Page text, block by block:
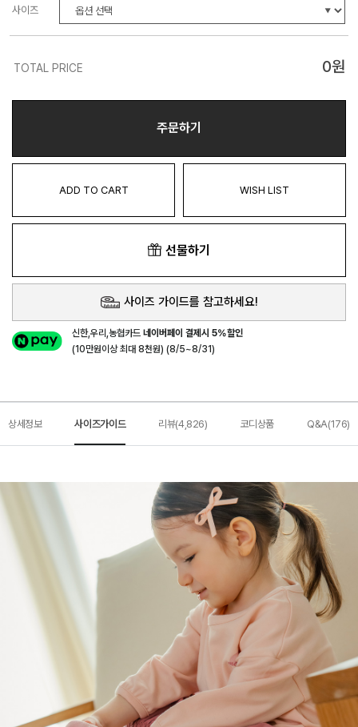
사이즈
TOTAL PRICE 0원
주문하기
ADD TO CART WISH LIST
선물하기
사이즈 가이드를 참고하세요!
신한,우리,농협카드네이버페이 결제시 5%할인
(10만원이상 최대 8천원) (8/5~8/31)
상세정보 사이즈가이드 리뷰(4,826) 코디상품 Q&A(176)